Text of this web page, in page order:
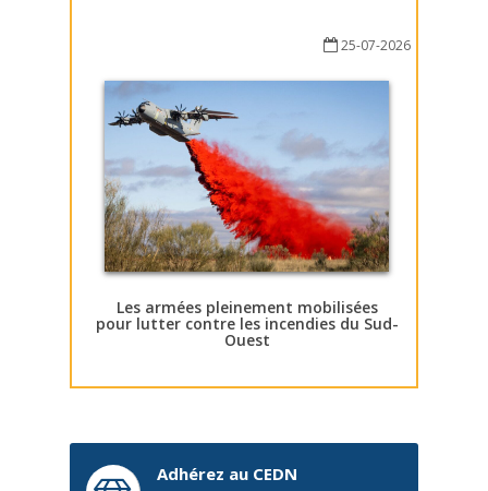
25-07-2026
Les armées pleinement mobilisées
pour lutter contre les incendies du Sud-
Ouest
Adhérez au CEDN